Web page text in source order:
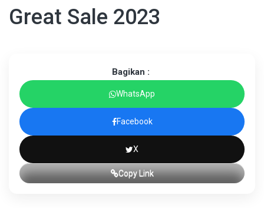
Great Sale 2023
Bagikan :
WhatsApp
Facebook
X
Copy Link